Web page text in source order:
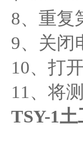
8、重复
9、关闭
10、打
11、将
TSY-1